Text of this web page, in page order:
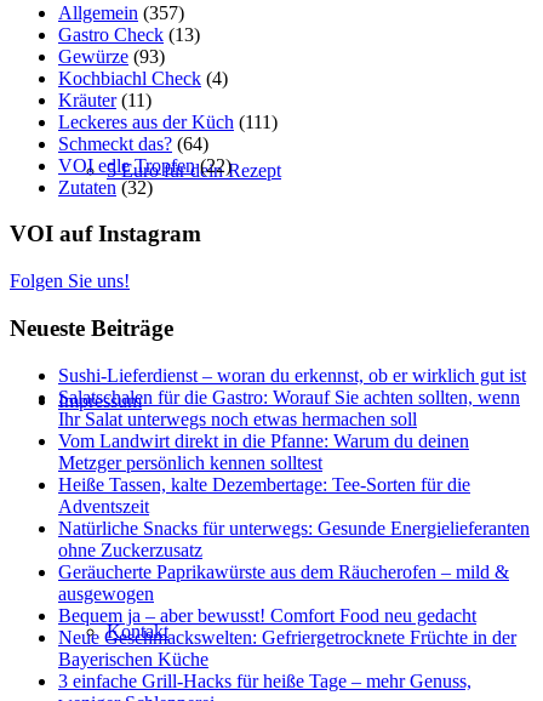
5 Euro für dein Rezept
Impressum
Kontakt
Allgemein (357)
Gastro Check (13)
Gewürze (93)
Kochbiachl Check (4)
Kräuter(11)
Leckeres aus der Küch (111)
Schmeckt das? (64)
VOI edle Tropfen(22)
Zutaten (32)
VOI auf Instagram
Folgen Sie uns!
Neueste Beiträge
Sushi-Lieferdienst – woran du erkennst, ob er wirklich gut ist
Salatschalen für die Gastro: Worauf Sie achten sollten, wenn
Ihr Salat unterwegs noch etwas hermachen soll
Vom Landwirt direkt in die Pfanne: Warum du deinen
Metzger persönlich kennen solltest
Heiße Tassen, kalte Dezembertage: Tee-Sorten für die
Adventszeit
Natürliche Snacks für unterwegs: Gesunde Energielieferanten
ohne Zuckerzusatz
Geräucherte Paprikawürste aus dem Räucherofen – mild &
ausgewogen
Bequem ja – aber bewusst! Comfort Food neu gedacht
Neue Geschmackswelten: Gefriergetrocknete Früchte in der
Bayerischen Küche
3 einfache Grill-Hacks für heiße Tage – mehr Genuss,